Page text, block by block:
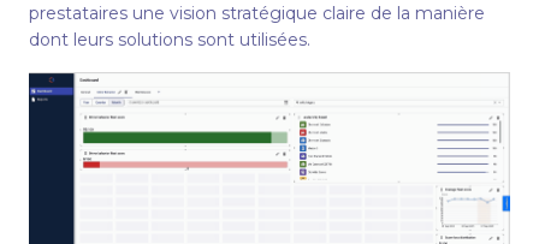
prestataires une vision stratégique claire de la manière
dont leurs solutions sont utilisées.